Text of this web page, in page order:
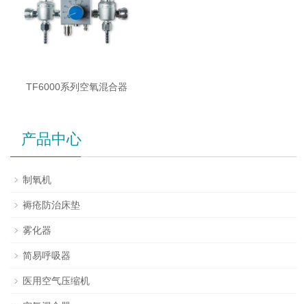
TF6000系列空氧混合器
产品中心
制氧机
褥疮防治床垫
雾化器
简易呼吸器
医用空气压缩机